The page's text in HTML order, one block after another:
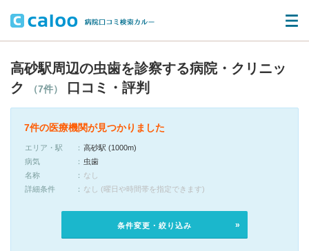
高砂駅周辺の虫歯を診察する病院・クリニッ
ク
（7件） 口コミ・評判
7件の医療機関が見つかりました
エリア・駅
高砂駅 (1000m)
病気
虫歯
名称
なし
詳細条件
なし (曜日や時間帯を指定できます)
条件変更・絞り込み